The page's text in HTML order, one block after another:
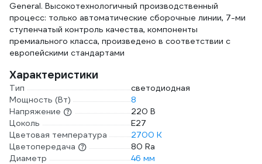
General. Высокотехнологичный производственный
процесс: только автоматические сборочные линии, 7-ми
ступенчатый контроль качества, компоненты
премиального класса, произведено в соответствии с
европейскими стандартами
Характеристики
Тип
светодиодная
Мощность (Вт)
8
Напряжение
220 В
Цоколь
E27
Цветовая температура
2700 К
Цветопередача
80 Ra
Диаметр
46 мм